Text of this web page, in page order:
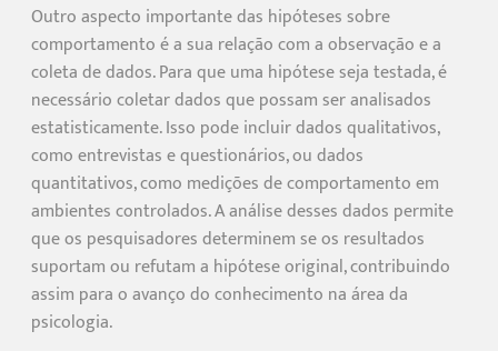
Outro aspecto importante das hipóteses sobre
comportamento é a sua relação com a observação e a
coleta de dados. Para que uma hipótese seja testada, é
necessário coletar dados que possam ser analisados
estatisticamente. Isso pode incluir dados qualitativos,
como entrevistas e questionários, ou dados
quantitativos, como medições de comportamento em
ambientes controlados. A análise desses dados permite
que os pesquisadores determinem se os resultados
suportam ou refutam a hipótese original, contribuindo
assim para o avanço do conhecimento na área da
psicologia.